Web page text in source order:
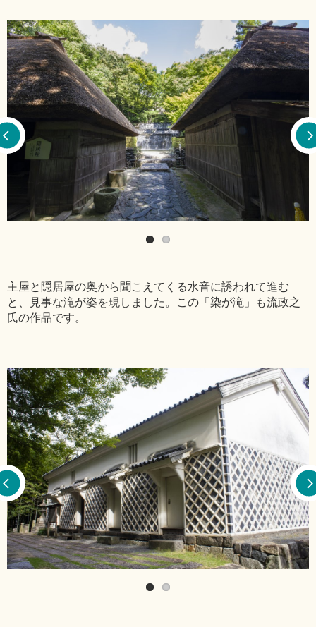
主屋と隠居屋の奥から聞こえてくる水音に誘われて進む
と、見事な滝が姿を現しました。この「染が滝」も流政之
氏の作品です。